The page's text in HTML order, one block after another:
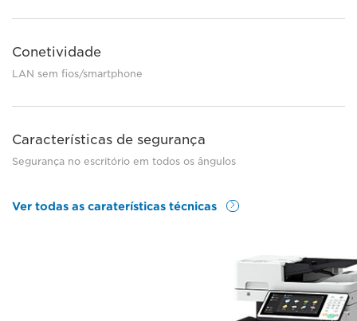
Conetividade
LAN sem fios/smartphone
Características de segurança
Segurança no escritório em todos os ângulos
Ver todas as caraterísticas técnicas